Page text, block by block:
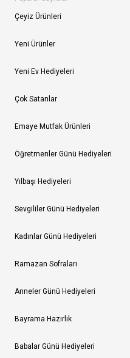
Çeyiz Ürünleri
Yeni Ürünler
Yeni Ev Hediyeleri
Çok Satanlar
Emaye Mutfak Ürünleri
Öğretmenler Günü Hediyeleri
Yılbaşı Hediyeleri
Sevgililer Günü Hediyeleri
Kadınlar Günü Hediyeleri
Ramazan Sofraları
Anneler Günü Hediyeleri
Bayrama Hazırlık
Babalar Günü Hediyeleri